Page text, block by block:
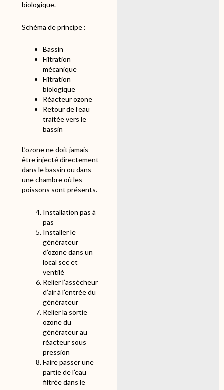
biologique.
Schéma de principe :
Bassin
Filtration
mécanique
Filtration
biologique
Réacteur ozone
Retour de l’eau
traitée vers le
bassin
L’ozone ne doit jamais
être injecté directement
dans le bassin ou dans
une chambre où les
poissons sont présents.
Installation pas à
pas
Installer le
générateur
d’ozone dans un
local sec et
ventilé
Relier l’assècheur
d’air à l’entrée du
générateur
Relier la sortie
ozone du
générateur au
réacteur sous
pression
Faire passer une
partie de l’eau
filtrée dans le